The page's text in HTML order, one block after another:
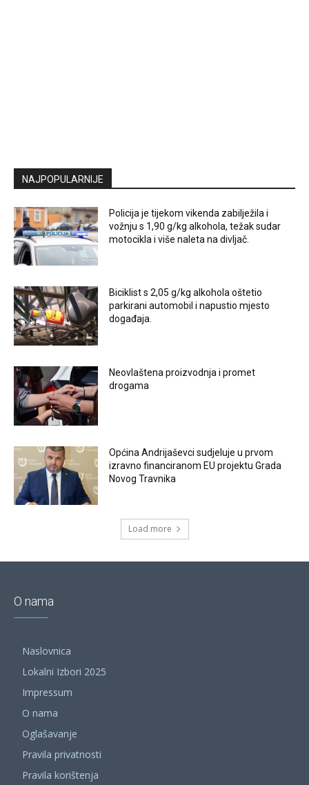
NAJPOPULARNIJE
Policija je tijekom vikenda zabilježila i
vožnju s 1,90 g/kg alkohola, težak sudar
motocikla i više naleta na divljač.
Biciklist s 2,05 g/kg alkohola oštetio
parkirani automobil i napustio mjesto
događaja.
Neovlaštena proizvodnja i promet
drogama
Općina Andrijaševci sudjeluje u prvom
izravno financiranom EU projektu Grada
Novog Travnika
Load more
O nama
Naslovnica
Lokalni Izbori 2025
Impressum
O nama
Oglašavanje
Pravila privatnosti
Pravila korištenja